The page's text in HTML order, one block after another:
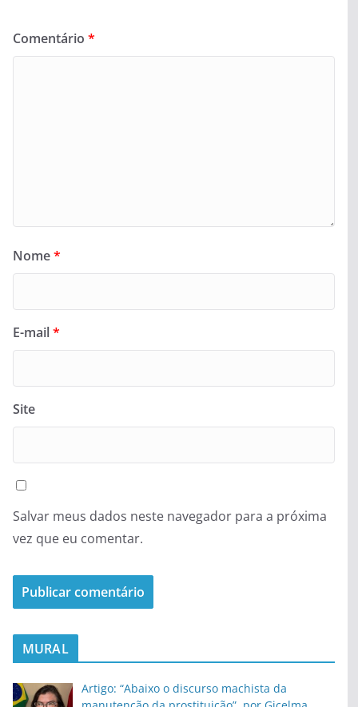
Comentário *
Nome*
E-mail*
Site
Salvar meus dados neste navegador para a próxima
vez que eu comentar.
MURAL
Artigo: “Abaixo o discurso machista da